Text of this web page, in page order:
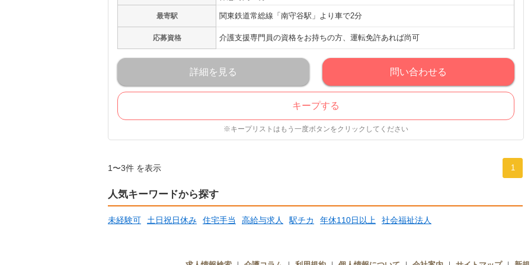
最寄駅 関東鉄道常総線「南守谷駅」より車で2分
応募資格 介護支援専門員の資格をお持ちの方、運転免許あれば尚可
詳細を見る 問い合わせる
キープする
※キープリストはもう一度ボタンをクリックしてください
1〜3件 を表示 1
人気キーワードから探す
未経験可 土日祝日休み 住宅手当 高給与求人 駅チカ 年休110日以上 社会福祉法人